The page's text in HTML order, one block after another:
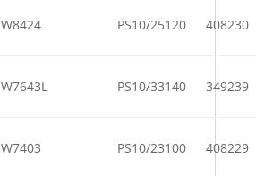
W8424 PS10/25120 408230
W7643L PS10/33140 349239
W7403 PS10/23100 408229